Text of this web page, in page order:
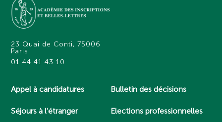
23 Quai de Conti, 75006
Paris
01 44 41 43 10
Appel à candidatures
Séjours à l’étranger
Bulletin des décisions
Elections professionnelles